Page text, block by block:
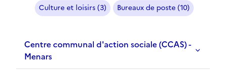
Culture et loisirs (3)
Bureaux de poste (10)
Centre communal d'action sociale (CCAS) -
Menars